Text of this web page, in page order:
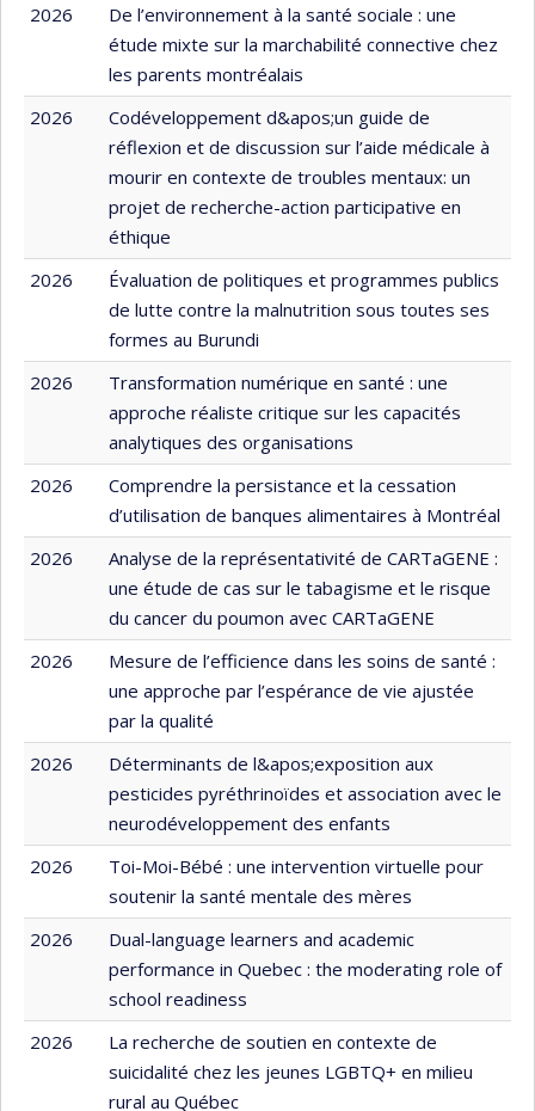
2026
De l’environnement à la santé sociale : une
étude mixte sur la marchabilité connective chez
les parents montréalais
2026
Codéveloppement d&apos;un guide de
réflexion et de discussion sur l’aide médicale à
mourir en contexte de troubles mentaux: un
projet de recherche-action participative en
éthique
2026
Évaluation de politiques et programmes publics
de lutte contre la malnutrition sous toutes ses
formes au Burundi
2026
Transformation numérique en santé : une
approche réaliste critique sur les capacités
analytiques des organisations
2026
Comprendre la persistance et la cessation
d’utilisation de banques alimentaires à Montréal
2026
Analyse de la représentativité de CARTaGENE :
une étude de cas sur le tabagisme et le risque
du cancer du poumon avec CARTaGENE
2026
Mesure de l’efficience dans les soins de santé :
une approche par l’espérance de vie ajustée
par la qualité
2026
Déterminants de l&apos;exposition aux
pesticides pyréthrinoïdes et association avec le
neurodéveloppement des enfants
2026
Toi-Moi-Bébé : une intervention virtuelle pour
soutenir la santé mentale des mères
2026
Dual-language learners and academic
performance in Quebec : the moderating role of
school readiness
2026
La recherche de soutien en contexte de
suicidalité chez les jeunes LGBTQ+ en milieu
rural au Québec